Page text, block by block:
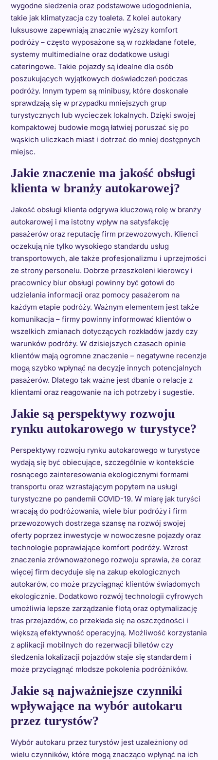
wygodne siedzenia oraz podstawowe udogodnienia,
takie jak klimatyzacja czy toaleta. Z kolei autokary
luksusowe zapewniają znacznie wyższy komfort
podróży – często wyposażone są w rozkładane fotele,
systemy multimedialne oraz dodatkowe usługi
cateringowe. Takie pojazdy są idealne dla osób
poszukujących wyjątkowych doświadczeń podczas
podróży. Innym typem są minibusy, które doskonale
sprawdzają się w przypadku mniejszych grup
turystycznych lub wycieczek lokalnych. Dzięki swojej
kompaktowej budowie mogą łatwiej poruszać się po
wąskich uliczkach miast i dotrzeć do mniej dostępnych
miejsc.
Jakie znaczenie ma jakość obsługi
klienta w branży autokarowej?
Jakość obsługi klienta odgrywa kluczową rolę w branży
autokarowej i ma istotny wpływ na satysfakcję
pasażerów oraz reputację firm przewozowych. Klienci
oczekują nie tylko wysokiego standardu usług
transportowych, ale także profesjonalizmu i uprzejmości
ze strony personelu. Dobrze przeszkoleni kierowcy i
pracownicy biur obsługi powinny być gotowi do
udzielania informacji oraz pomocy pasażerom na
każdym etapie podróży. Ważnym elementem jest także
komunikacja – firmy powinny informować klientów o
wszelkich zmianach dotyczących rozkładów jazdy czy
warunków podróży. W dzisiejszych czasach opinie
klientów mają ogromne znaczenie – negatywne recenzje
mogą szybko wpłynąć na decyzje innych potencjalnych
pasażerów. Dlatego tak ważne jest dbanie o relacje z
klientami oraz reagowanie na ich potrzeby i sugestie.
Jakie są perspektywy rozwoju
rynku autokarowego w turystyce?
Perspektywy rozwoju rynku autokarowego w turystyce
wydają się być obiecujące, szczególnie w kontekście
rosnącego zainteresowania ekologicznymi formami
transportu oraz wzrastającym popytem na usługi
turystyczne po pandemii COVID-19. W miarę jak turyści
wracają do podróżowania, wiele biur podróży i firm
przewozowych dostrzega szansę na rozwój swojej
oferty poprzez inwestycje w nowoczesne pojazdy oraz
technologie poprawiające komfort podróży. Wzrost
znaczenia zrównoważonego rozwoju sprawia, że coraz
więcej firm decyduje się na zakup ekologicznych
autokarów, co może przyciągnąć klientów świadomych
ekologicznie. Dodatkowo rozwój technologii cyfrowych
umożliwia lepsze zarządzanie flotą oraz optymalizację
tras przejazdów, co przekłada się na oszczędności i
większą efektywność operacyjną. Możliwość korzystania
z aplikacji mobilnych do rezerwacji biletów czy
śledzenia lokalizacji pojazdów staje się standardem i
może przyciągnąć młodsze pokolenia podróżników.
Jakie są najważniejsze czynniki
wpływające na wybór autokaru
przez turystów?
Wybór autokaru przez turystów jest uzależniony od
wielu czynników, które mogą znacząco wpłynąć na ich